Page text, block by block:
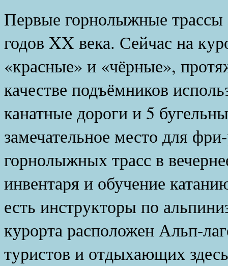
Первые горнолыжные трассы
годов XX века. Сейчас на
«красные» и «чёрные»,
качестве подъёмников
канатные дороги и 5
замечательное место для
горнолыжных трасс в
инвентаря и обучение
есть инструкторы по
курорта расположен Альп-
туристов и отдыхающих